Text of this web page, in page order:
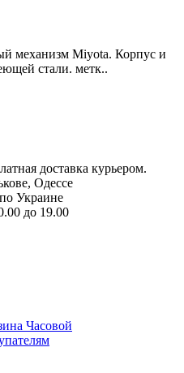
механизм Miyota. Корпус и
стали. метк..
доставка курьером.
Одессе
Украине
до 19.00
Часовой